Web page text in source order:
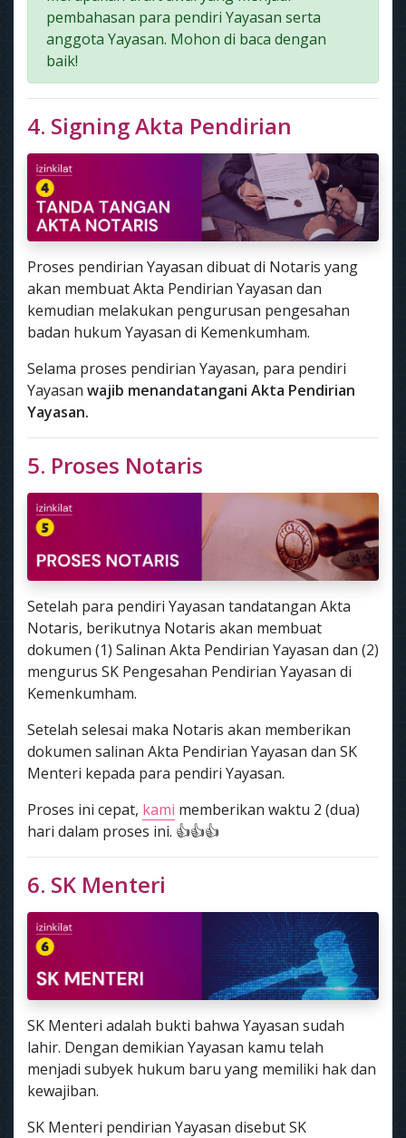
pembahasan para pendiri Yayasan serta
anggota Yayasan. Mohon di baca dengan
baik!
4. Signing Akta Pendirian
Proses pendirian Yayasan dibuat di Notaris yang
akan membuat Akta Pendirian Yayasan dan
kemudian melakukan pengurusan pengesahan
badan hukum Yayasan di Kemenkumham.
Selama proses pendirian Yayasan, para pendiri
Yayasan wajib menandatangani Akta Pendirian
Yayasan.
5. Proses Notaris
Setelah para pendiri Yayasan tandatangan Akta
Notaris, berikutnya Notaris akan membuat
dokumen (1) Salinan Akta Pendirian Yayasan dan (2)
mengurus SK Pengesahan Pendirian Yayasan di
Kemenkumham.
Setelah selesai maka Notaris akan memberikan
dokumen salinan Akta Pendirian Yayasan dan SK
Menteri kepada para pendiri Yayasan.
Proses ini cepat, kami memberikan waktu 2 (dua)
hari dalam proses ini. 👍👍👍
6. SK Menteri
SK Menteri adalah bukti bahwa Yayasan sudah
lahir. Dengan demikian Yayasan kamu telah
menjadi subyek hukum baru yang memiliki hak dan
kewajiban.
SK Menteri pendirian Yayasan disebut SK